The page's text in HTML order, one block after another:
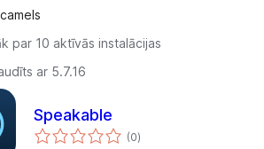
par 10 aktīvās instalācijas
ar 5.7.16
Speakable
(0vērtējumu
kopsumma
)